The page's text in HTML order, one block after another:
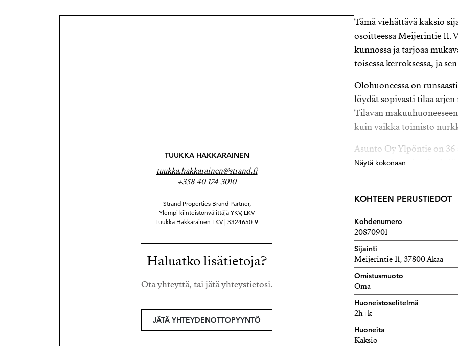
TUUKKA HAKKARAINEN
tuukka.hakkarainen@strand.fi
+358 40 174 3010
Strand Properties Brand Partner,
Ylempi kiinteistönvälittäjä YKV, LKV
Tuukka Hakkarainen LKV | 3324650-9
Haluatko lisätietoja?
Ota yhteyttä, tai jätä yhteystietosi.
JÄTÄ YHTEYDENOTTOPYYNTÖ
Tämä viehättävä kaksio
osoitteessa Meijerintie 11.
kunnossa ja tarjoaa
toisessa kerroksessa, ja
Olohuoneessa on
löydät sopivasti tilaa
Tilavan
kuin vaikka toimisto
Asunto Oy Ylpöntie on
omatonttinen, ja
parhain. Muutaman
keskustan palvelut, eikä
minuutin kävelymatka.
Asunto myydään
vuokrasopimuksella.
Näytä kokonaan
KOHTEEN PERUSTIEDOT
Kohdenumero
20870901
Sijainti
Meijerintie 11, 37800 Akaa
Omistusmuoto
Oma
Huoneistoselitelmä
2h+k
Huoneita
Kaksio